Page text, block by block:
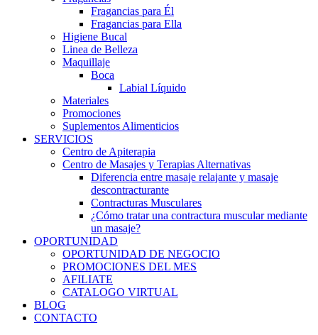
Fragancias para Él
Fragancias para Ella
Higiene Bucal
Linea de Belleza
Maquillaje
Boca
Labial Líquido
Materiales
Promociones
Suplementos Alimenticios
SERVICIOS
Centro de Apiterapia
Centro de Masajes y Terapias Alternativas
Diferencia entre masaje relajante y masaje
descontracturante
Contracturas Musculares
¿Cómo tratar una contractura muscular mediante
un masaje?
OPORTUNIDAD
OPORTUNIDAD DE NEGOCIO
PROMOCIONES DEL MES
AFILIATE
CATALOGO VIRTUAL
BLOG
CONTACTO